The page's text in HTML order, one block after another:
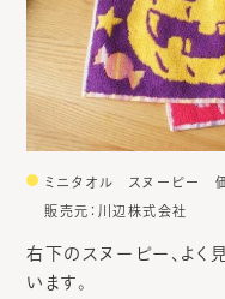
ミニタオル スヌーピー 価
販売元：川辺株式会社
右下のスヌーピー、よく
います。